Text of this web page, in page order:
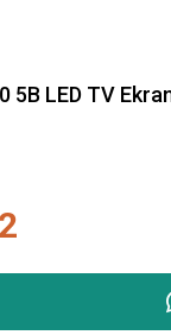
5B LED TV